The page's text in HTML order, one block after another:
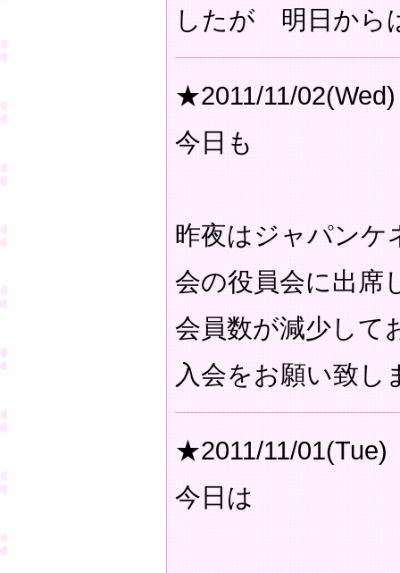
したが 明日から
★2011/11/02(Wed)
今日も
昨夜はジャパンケ
会の役員会に出席
会員数が減少し
入会をお願い致し
★2011/11/01(Tue)
今日は